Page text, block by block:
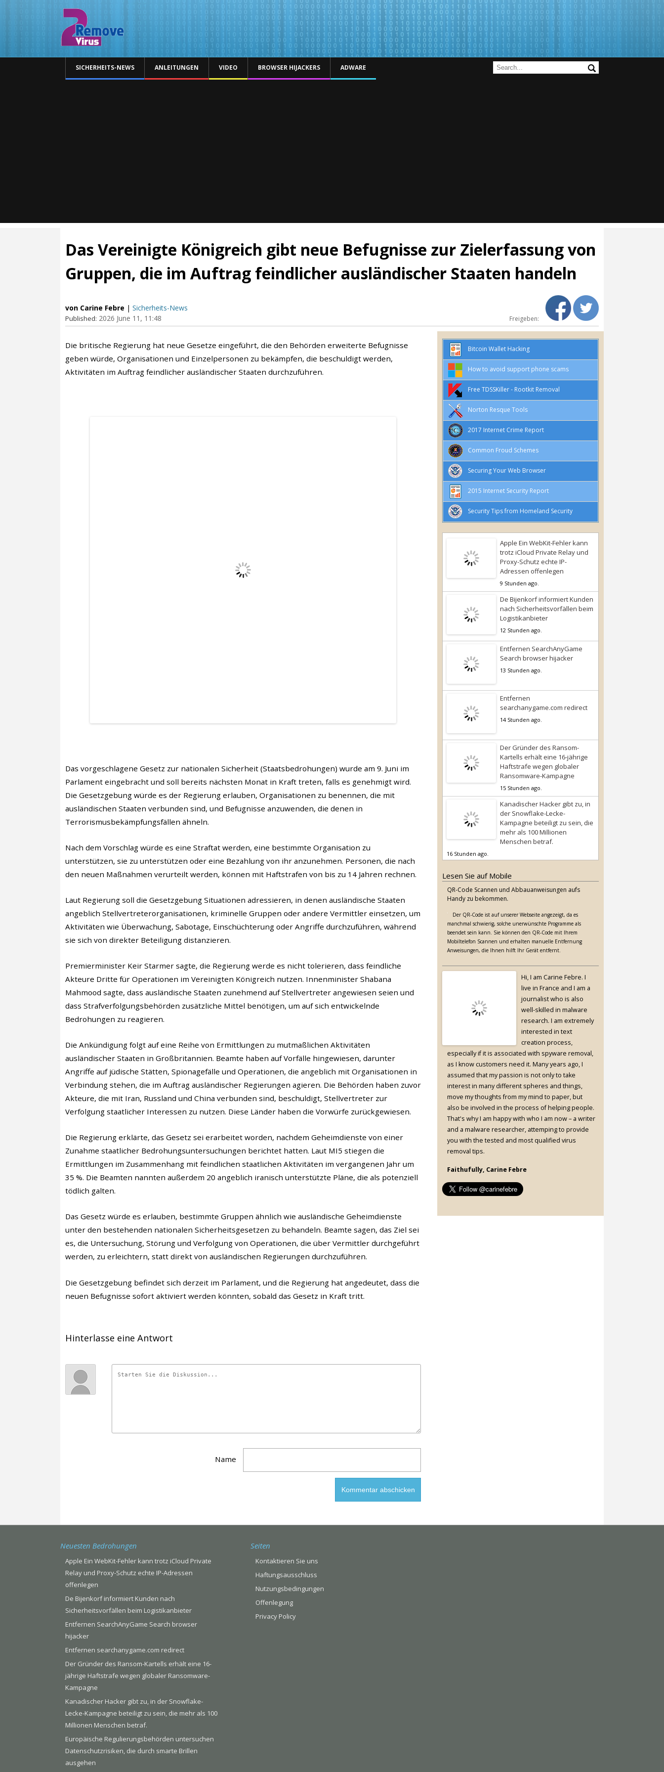
SICHERHEITS-NEWS ANLEITUNGEN VIDEO BROWSER HIJACKERS ADWARE
Das Vereinigte Königreich gibt neue Befugnisse zur Zielerfassung von
Gruppen, die im Auftrag feindlicher ausländischer Staaten handeln
von Carine Febre | Sicherheits-News
Published: 2026 June 11, 11:48 Freigeben:
Die britische Regierung hat neue Gesetze eingeführt, die den Behörden erweiterte Befugnisse
geben würde, Organisationen und Einzelpersonen zu bekämpfen, die beschuldigt werden,
Aktivitäten im Auftrag feindlicher ausländischer Staaten durchzuführen.
Das vorgeschlagene Gesetz zur nationalen Sicherheit (Staatsbedrohungen) wurde am 9. Juni im
Parlament eingebracht und soll bereits nächsten Monat in Kraft treten, falls es genehmigt wird.
Die Gesetzgebung würde es der Regierung erlauben, Organisationen zu benennen, die mit
ausländischen Staaten verbunden sind, und Befugnisse anzuwenden, die denen in
Terrorismusbekämpfungsfällen ähneln.
Nach dem Vorschlag würde es eine Straftat werden, eine bestimmte Organisation zu
unterstützen, sie zu unterstützen oder eine Bezahlung von ihr anzunehmen. Personen, die nach
den neuen Maßnahmen verurteilt werden, können mit Haftstrafen von bis zu 14 Jahren rechnen.
Laut Regierung soll die Gesetzgebung Situationen adressieren, in denen ausländische Staaten
angeblich Stellvertreterorganisationen, kriminelle Gruppen oder andere Vermittler einsetzen, um
Aktivitäten wie Überwachung, Sabotage, Einschüchterung oder Angriffe durchzuführen, während
sie sich von direkter Beteiligung distanzieren.
Premierminister Keir Starmer sagte, die Regierung werde es nicht tolerieren, dass feindliche
Akteure Dritte für Operationen im Vereinigten Königreich nutzen. Innenminister Shabana
Mahmood sagte, dass ausländische Staaten zunehmend auf Stellvertreter angewiesen seien und
dass Strafverfolgungsbehörden zusätzliche Mittel benötigen, um auf sich entwickelnde
Bedrohungen zu reagieren.
Die Ankündigung folgt auf eine Reihe von Ermittlungen zu mutmaßlichen Aktivitäten
ausländischer Staaten in Großbritannien. Beamte haben auf Vorfälle hingewiesen, darunter
Angriffe auf jüdische Stätten, Spionagefälle und Operationen, die angeblich mit Organisationen in
Verbindung stehen, die im Auftrag ausländischer Regierungen agieren. Die Behörden haben zuvor
Akteure, die mit Iran, Russland und China verbunden sind, beschuldigt, Stellvertreter zur
Verfolgung staatlicher Interessen zu nutzen. Diese Länder haben die Vorwürfe zurückgewiesen.
Die Regierung erklärte, das Gesetz sei erarbeitet worden, nachdem Geheimdienste von einer
Zunahme staatlicher Bedrohungsuntersuchungen berichtet hatten. Laut MI5 stiegen die
Ermittlungen im Zusammenhang mit feindlichen staatlichen Aktivitäten im vergangenen Jahr um
35 %. Die Beamten nannten außerdem 20 angeblich iranisch unterstützte Pläne, die als potenziell
tödlich galten.
Das Gesetz würde es erlauben, bestimmte Gruppen ähnlich wie ausländische Geheimdienste
unter den bestehenden nationalen Sicherheitsgesetzen zu behandeln. Beamte sagen, das Ziel sei
es, die Untersuchung, Störung und Verfolgung von Operationen, die über Vermittler durchgeführt
werden, zu erleichtern, statt direkt von ausländischen Regierungen durchzuführen.
Die Gesetzgebung befindet sich derzeit im Parlament, und die Regierung hat angedeutet, dass die
neuen Befugnisse sofort aktiviert werden könnten, sobald das Gesetz in Kraft tritt.
Hinterlasse eine Antwort
Name
Bitcoin Wallet Hacking
How to avoid support phone scams
Free TDSSKiller - Rootkit Removal
Norton Resque Tools
2017 Internet Crime Report
Common Froud Schemes
Securing Your Web Browser
2015 Internet Security Report
Security Tips from Homeland Security
Apple Ein WebKit-Fehler kann
trotz iCloud Private Relay und
Proxy-Schutz echte IP-
Adressen offenlegen
9 Stunden ago.
De Bijenkorf informiert Kunden
nach Sicherheitsvorfällen beim
Logistikanbieter
12 Stunden ago.
Entfernen SearchAnyGame
Search browser hijacker
13 Stunden ago.
Entfernen
searchanygame.com redirect
14 Stunden ago.
Der Gründer des Ransom-
Kartells erhält eine 16-jährige
Haftstrafe wegen globaler
Ransomware-Kampagne
15 Stunden ago.
Kanadischer Hacker gibt zu, in
der Snowflake-Lecke-
Kampagne beteiligt zu sein, die
mehr als 100 Millionen
Menschen betraf.
16 Stunden ago.
Lesen Sie auf Mobile
QR-Code Scannen und Abbauanweisungen aufs
Handy zu bekommen.
Der QR-Code ist auf unserer Webseite angezeigt, da es
manchmal schwierig, solche unerwünschte Programme als
beendet sein kann. Sie können den QR-Code mit Ihrem
Mobiltelefon Scannen und erhalten manuelle Entfernung
Anweisungen, die Ihnen hilft Ihr Gerät entfernt.
Hi, I am Carine Febre. I
live in France and I am a
journalist who is also
well-skilled in malware
research. I am extremely
interested in text
creation process,
especially if it is associated with spyware removal,
as I know customers need it. Many years ago, I
assumed that my passion is not only to take
interest in many different spheres and things,
move my thoughts from my mind to paper, but
also be involved in the process of helping people.
That's why I am happy with who I am now – a writer
and a malware researcher, attemping to provide
you with the tested and most qualified virus
removal tips.
Faithufully, Carine Febre
Neuesten Bedrohungen
Apple Ein WebKit-Fehler kann trotz iCloud Private
Relay und Proxy-Schutz echte IP-Adressen
offenlegen
De Bijenkorf informiert Kunden nach
Sicherheitsvorfällen beim Logistikanbieter
Entfernen SearchAnyGame Search browser
hijacker
Entfernen searchanygame.com redirect
Der Gründer des Ransom-Kartells erhält eine 16-
jährige Haftstrafe wegen globaler Ransomware-
Kampagne
Kanadischer Hacker gibt zu, in der Snowflake-
Lecke-Kampagne beteiligt zu sein, die mehr als 100
Millionen Menschen betraf.
Europäische Regulierungsbehörden untersuchen
Datenschutzrisiken, die durch smarte Brillen
ausgehen
Seiten
Kontaktieren Sie uns
Haftungsausschluss
Nutzungsbedingungen
Offenlegung
Privacy Policy